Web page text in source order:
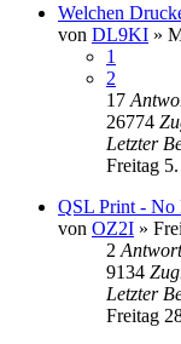
Welchen
von DL9KI »
1
2
17
26774
Letzter
Freitag
QSL Print - No
von OZ2I »
2
9134
Letzter
Freitag